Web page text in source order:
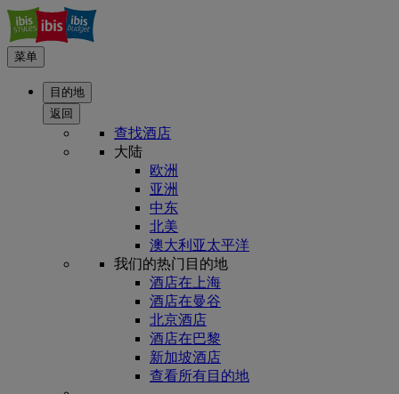
菜单
目的地
返回
查找酒店
大陆
欧洲
亚洲
中东
北美
澳大利亚太平洋
我们的热门目的地
酒店在上海
酒店在曼谷
北京酒店
酒店在巴黎
新加坡酒店
查看所有目的地